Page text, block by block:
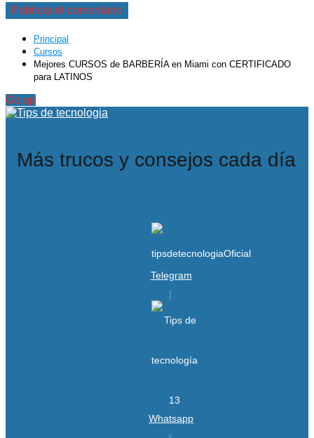
Principal
Cursos
Mejores CURSOS de BARBERÍA en Miami con CERTIFICADO
para LATINOS
Go up
Más trucos y consejos cada día
Telegram
Whatsapp